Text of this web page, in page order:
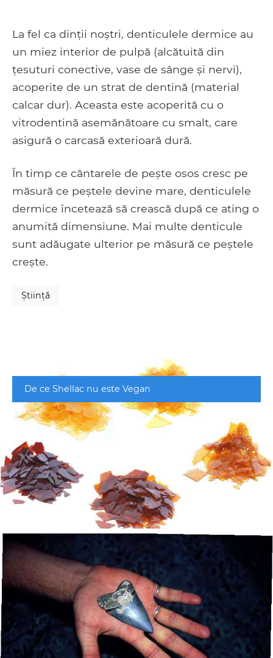
La fel ca dinții noștri, denticulele dermice au
un miez interior de pulpă (alcătuită din
țesuturi conective, vase de sânge și nervi),
acoperite de un strat de dentină (material
calcar dur). Aceasta este acoperită cu o
vitrodentină asemănătoare cu smalt, care
asigură o carcasă exterioară dură.
În timp ce cântarele de pește osos cresc pe
măsură ce peștele devine mare, denticulele
dermice încetează să crească după ce ating o
anumită dimensiune. Mai multe denticule
sunt adăugate ulterior pe măsură ce peștele
crește.
Ştiinţă
De ce Shellac nu este Vegan